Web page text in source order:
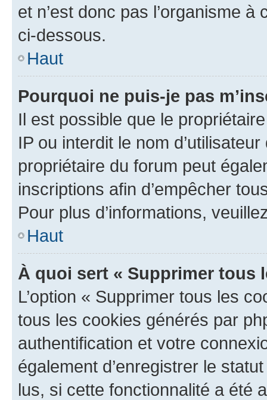
et n’est donc pas l’organisme
ci-dessous.
Haut
Pourquoi ne puis-je pas
Il est possible que le
IP ou interdit le nom
propriétaire du forum peut
inscriptions afin d’empêcher
Pour plus d’informations,
Haut
À quoi sert « Supprimer tous
L’option « Supprimer tous les
tous les cookies générés par
authentification et votre
également d’enregistrer le
lus, si cette fonctionnalité a été